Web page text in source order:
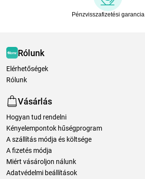
Pénzvisszafizetési garancia
Rólunk
Elérhetőségek
Rólunk
Vásárlás
Hogyan tud rendelni
Kényelempontok hűségprogram
A szállítás módja és költsége
A fizetés módja
Miért vásároljon nálunk
Adatvédelmi beállítások